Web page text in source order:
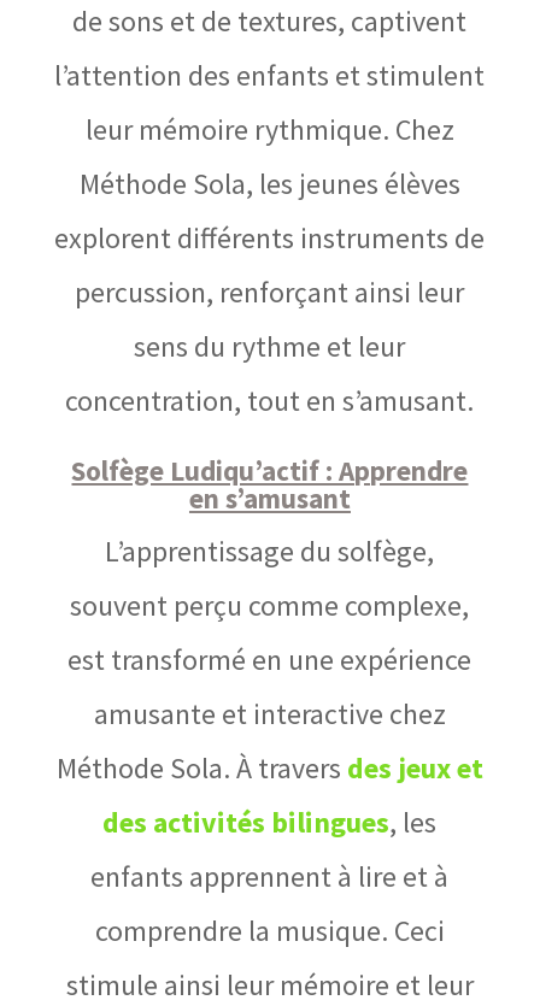
de sons et de textures, captivent
l’attention des enfants et stimulent
leur mémoire rythmique. Chez
Méthode Sola, les jeunes élèves
explorent différents instruments de
percussion, renforçant ainsi leur
sens du rythme et leur
concentration, tout en s’amusant.
Solfège Ludiqu’actif : Apprendre
en s’amusant
L’apprentissage du solfège,
souvent perçu comme complexe,
est transformé en une expérience
amusante et interactive chez
Méthode Sola. À travers des jeux et
des activités bilingues, les
enfants apprennent à lire et à
comprendre la musique. Ceci
stimule ainsi leur mémoire et leur